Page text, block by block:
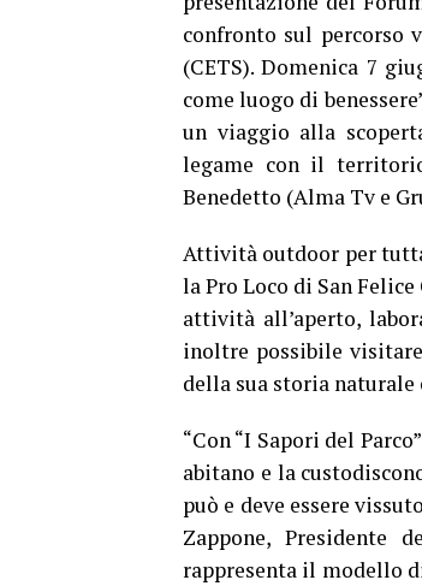
confronto sul percorso
(CETS). Domenica 7
come luogo di
un viaggio alla
legame con il
Benedetto (Alma Tv e
Attività outdoor per
la Pro Loco di San
attività all’aperto,
inoltre possibile
della sua storia
“Con “I Sapori del
abitano e la
può e deve essere
Zappone, Presidente
rappresenta il modello